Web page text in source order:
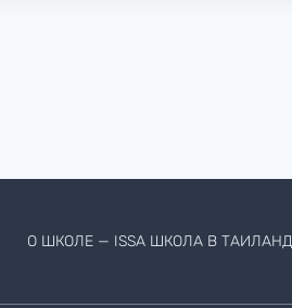
О ШКОЛЕ — ISSA ШКОЛА В